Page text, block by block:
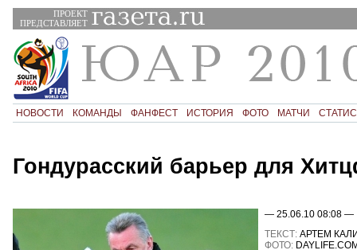
ПРОЕКТ
ПРЕДСТАВЛЯЕТ
НОВОСТИ КОМАНДЫ ФАНФЕСТ ИСТОРИЯ ФОТО МАТЧИ
Гондурасский барьер для
— 25.06.10 08:08 —
ТЕКСТ: АРТЕМ
ФОТО: